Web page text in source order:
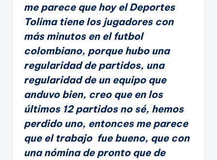
me parece que hoy el Deportes
Tolima tiene los jugadores con
más minutos en el futbol
colombiano, porque hubo una
regularidad de partidos, una
regularidad de un equipo que
anduvo bien, creo que en los
últimos 12 partidos no sé, hemos
perdido uno, entonces me parece
que el trabajo fue bueno, que con
una nómina de pronto que de